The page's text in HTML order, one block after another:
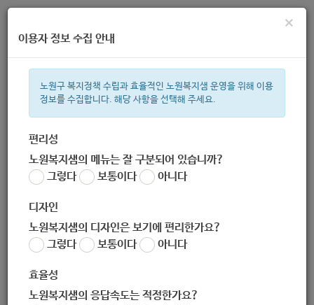
주간 인기검색어
한눈으로 보는 복지 정보
×
이용자 정보 수집 안내
노원구 복지정책 수립과 효율적인 노원복지샘 운영을 위해 이용
정보를 수집합니다. 해당 사항을 선택해 주세요.
편리성
노원복지샘의 메뉴는 잘 구분되어 있습니까?
그렇다
보통이다 아니다
디자인
노원복지샘의 디자인은 보기에 편리한가요?
그렇다
보통이다 아니다
효율성
노원복지샘의 응답속도는 적정한가요?
2020년_찾아가는_보건복지서비스_매뉴얼(게시용)
지침